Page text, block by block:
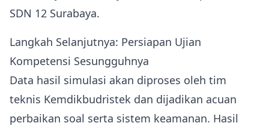
SDN 12 Surabaya.
Langkah Selanjutnya: Persiapan Ujian
Kompetensi Sesungguhnya
Data hasil simulasi akan diproses oleh tim
teknis Kemdikbudristek dan dijadikan acuan
perbaikan soal serta sistem keamanan. Hasil